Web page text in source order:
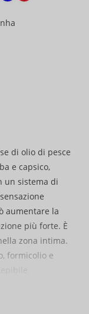
di olio di pesce
e capsico,
un sistema di
aumentare la
più forte. È
zona intima.
formicolio e